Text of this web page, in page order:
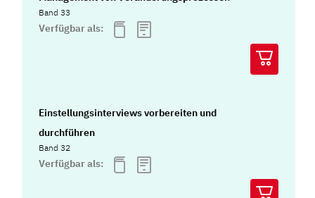
Band 33
Verfügbar als:
Einstellungsinterviews vorbereiten und
durchführen
Band 32
Verfügbar als: